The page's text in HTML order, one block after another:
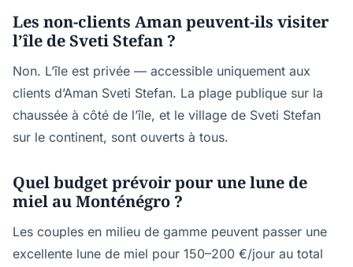
Les non-clients Aman peuvent-ils visiter
l’île de Sveti Stefan ?
Non. L’île est privée — accessible uniquement aux
clients d’Aman Sveti Stefan. La plage publique sur la
chaussée à côté de l’île, et le village de Sveti Stefan
sur le continent, sont ouverts à tous.
Quel budget prévoir pour une lune de
miel au Monténégro ?
Les couples en milieu de gamme peuvent passer une
excellente lune de miel pour 150–200 €/jour au total